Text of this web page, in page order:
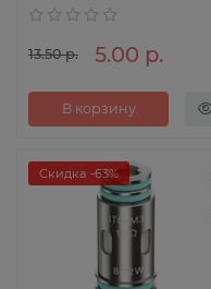
13.50 р. 5.00 р.
В корзину
Скидка -63%